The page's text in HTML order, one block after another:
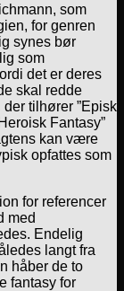
som
for genren
synes bør
som
det er deres
skal redde
der tilhører ”Episk
Fantasy”
kan være
opfattes som
for referencer
med
Endelig
langt fra
håber de to
fantasy for